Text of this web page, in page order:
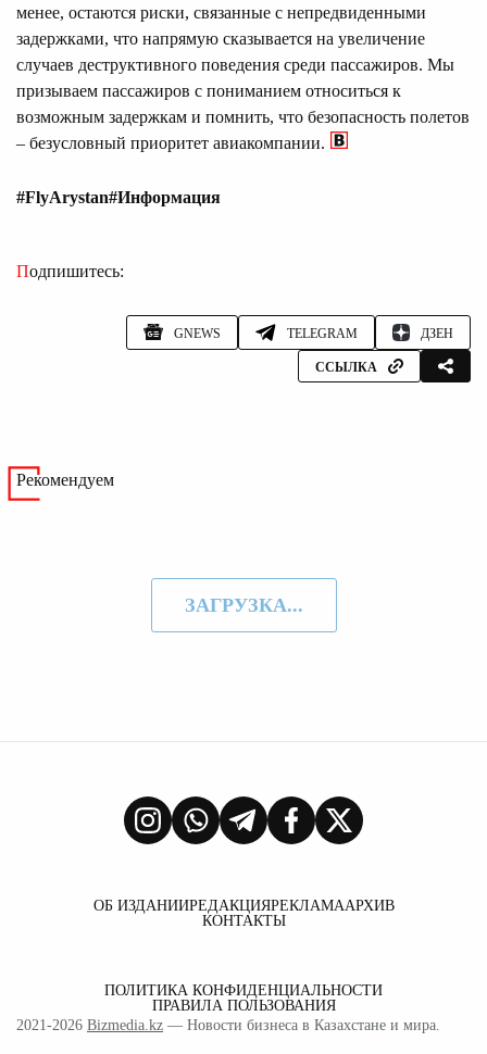
менее, остаются риски, связанные с непредвиденными
задержками, что напрямую сказывается на увеличение
случаев деструктивного поведения среди пассажиров. Мы
призываем пассажиров с пониманием относиться к
возможным задержкам и помнить, что безопасность полетов
– безусловный приоритет авиакомпании.
#FlyArystan#Информация
Подпишитесь:
GNEWS TELEGRAM ДЗЕН
ССЫЛКА
Рекомендуем
ЗАГРУЗКА...
ОБ ИЗДАНИИРЕДАКЦИЯРЕКЛАМААРХИВ
КОНТАКТЫ
ПОЛИТИКА КОНФИДЕНЦИАЛЬНОСТИ
ПРАВИЛА ПОЛЬЗОВАНИЯ
2021-2026 Bizmedia.kz — Новости бизнеса в Казахстане и мира.